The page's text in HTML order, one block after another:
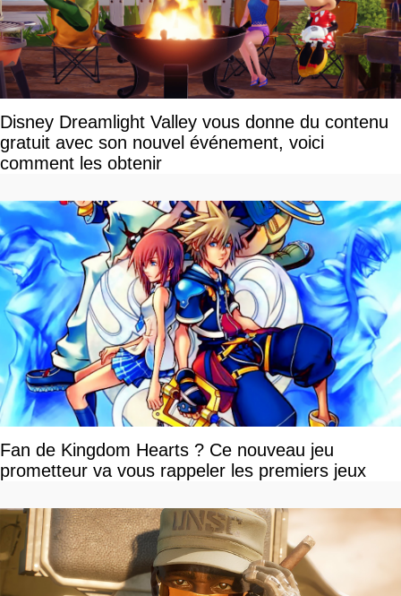
Disney Dreamlight Valley vous donne du contenu
gratuit avec son nouvel événement, voici
comment les obtenir
Fan de Kingdom Hearts ? Ce nouveau jeu
prometteur va vous rappeler les premiers jeux